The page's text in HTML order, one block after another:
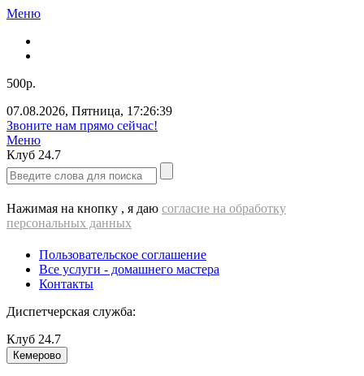
Меню
500р.
07.08.2026, Пятница, 17:26:40
Звоните нам прямо сейчас!
Меню
Клуб 24.7
Нажимая на кнопку , я даю согласие на обработку
персональных данных
Пользовательское соглашение
Все услуги - домашнего мастера
Контакты
Диспетчерская служба:
Клуб 24.7
Кемерово